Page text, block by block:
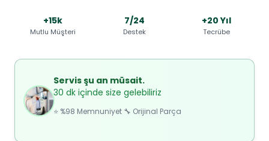
+15k
Mutlu Müşteri
7/24
Destek
+20 Yıl
Tecrübe
Servis şu an müsait.
30 dk içinde size gelebiliriz
⭐ %98 Memnuniyet 🔧 Orijinal Parça